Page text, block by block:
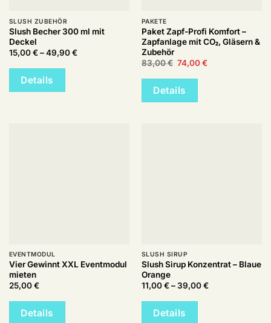
SLUSH ZUBEHÖR
Slush Becher 300 ml mit
Deckel
15,00€ –49,90€Preisspanne:
Details
PAKETE
Paket Zapf-Profi Komfort –
Zapfanlage mit CO₂, Gläsern &
Zubehör
83,00€ Ursprünglicher
Preis
war:
83,00 €
74,00€Aktueller
Details
EVENTMODUL
Vier Gewinnt XXL Eventmodul
mieten
25,00€
Details
SLUSH SIRUP
Slush Sirup Konzentrat – Blaue
Orange
11,00€ –39,00€Preisspanne:
Details